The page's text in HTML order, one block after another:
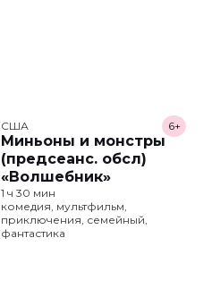
США
Миньоны и монстры
(предсеанс. обсл)
«Волшебник»
6+
1 ч 30 мин
комедия, мультфильм,
приключения, семейный,
фантастика